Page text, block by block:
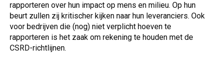
rapporteren over hun impact op mens en milieu. Op hun
beurt zullen zij kritischer kijken naar hun leveranciers. Ook
voor bedrijven die (nog) niet verplicht hoeven te
rapporteren is het zaak om rekening te houden met de
CSRD-richtlijnen.